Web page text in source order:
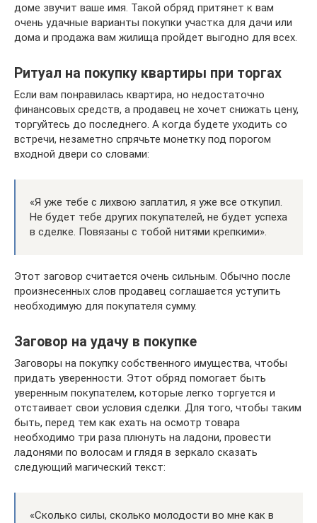
доме звучит ваше имя. Такой обряд притянет к вам
очень удачные варианты покупки участка для дачи или
дома и продажа вам жилища пройдет выгодно для всех.
Ритуал на покупку квартиры при торгах
Если вам понравилась квартира, но недостаточно
финансовых средств, а продавец не хочет снижать цену,
торгуйтесь до последнего. А когда будете уходить со
встречи, незаметно спрячьте монетку под порогом
входной двери со словами:
«Я уже тебе с лихвою заплатил, я уже все откупил.
Не будет тебе других покупателей, не будет успеха
в сделке. Повязаны с тобой нитями крепкими».
Этот заговор считается очень сильным. Обычно после
произнесенных слов продавец соглашается уступить
необходимую для покупателя сумму.
Заговор на удачу в покупке
Заговоры на покупку собственного имущества, чтобы
придать уверенности. Этот обряд помогает быть
уверенным покупателем, которые легко торгуется и
отстаивает свои условия сделки. Для того, чтобы таким
быть, перед тем как ехать на осмотр товара
необходимо три раза плюнуть на ладони, провести
ладонями по волосам и глядя в зеркало сказать
следующий магический текст:
«Сколько силы, сколько молодости во мне как в